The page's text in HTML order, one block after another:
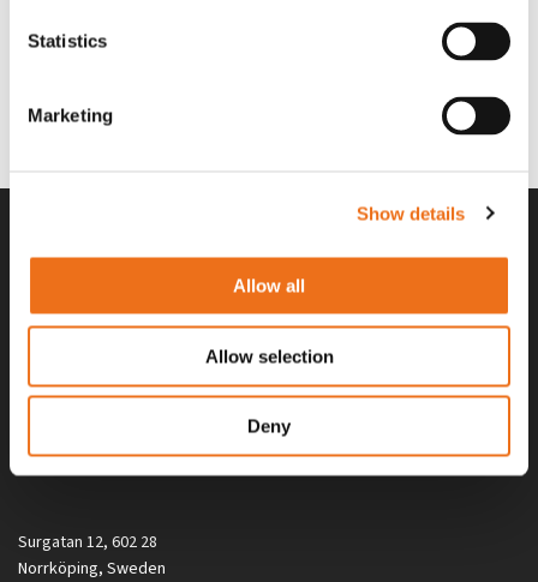
Statistics
Marketing
Show details
Allow all
Allow selection
Deny
Lägg till i varukorg
Rotor teeth 8t/6k 7.5Gr/8 R6/14 Rotor teeth 8t/6k 0Gr/8 R6/14
Alla priser på tillbehör och tillval gäller vid köp av ny maskin. Priserna
gäller inte vid köp av enskild produkt, till exempel
Surgatan 12, 602 28
Norrköping, Sweden